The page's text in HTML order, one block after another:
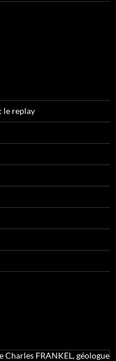
le replay
Charles FRANKEL, géologue